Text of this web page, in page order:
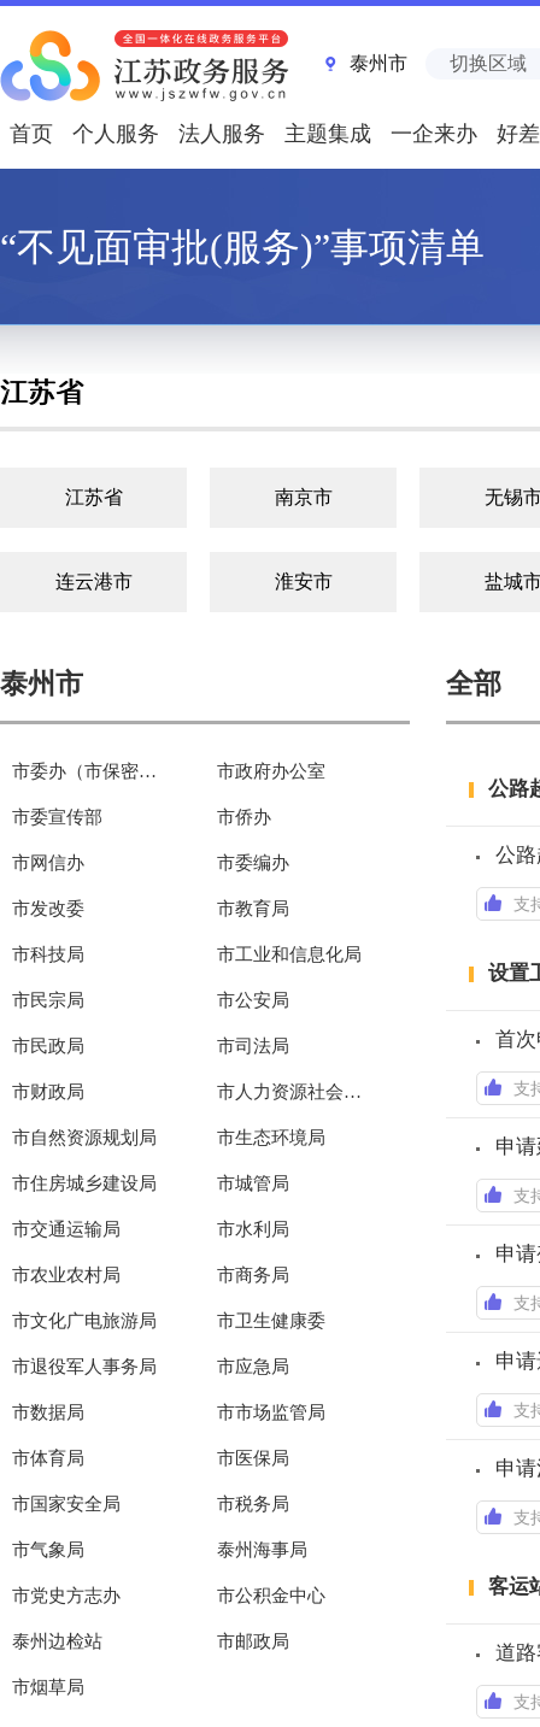
泰州市 切换区域
首页 个人服务 法人服务 主题集成 一企来办 好
“不见面审批(服务)”事项清单
江苏省
江苏省 南京市 无锡
连云港市 淮安市 盐城
泰州市
市委办（市保密局、档案局） 市政府办公室
市委宣传部 市侨办
市网信办 市委编办
市发改委 市教育局
市科技局 市工业和信息化局
市民宗局 市公安局
市民政局 市司法局
市财政局 市人力资源社会保障局
市自然资源规划局 市生态环境局
市住房城乡建设局 市城管局
市交通运输局 市水利局
市农业农村局 市商务局
市文化广电旅游局 市卫生健康委
市退役军人事务局 市应急局
市数据局 市市场监管局
市体育局 市医保局
市国家安全局 市税务局
市气象局 泰州海事局
市党史方志办 市公积金中心
泰州边检站 市邮政局
市烟草局
全部
公路
公
支
设置
首
支
申
支
申
支
申
支
申
支
客运
道
支